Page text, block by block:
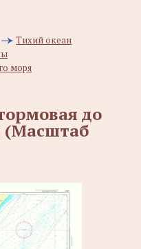
Тихий океан
моря
до
(Масштаб